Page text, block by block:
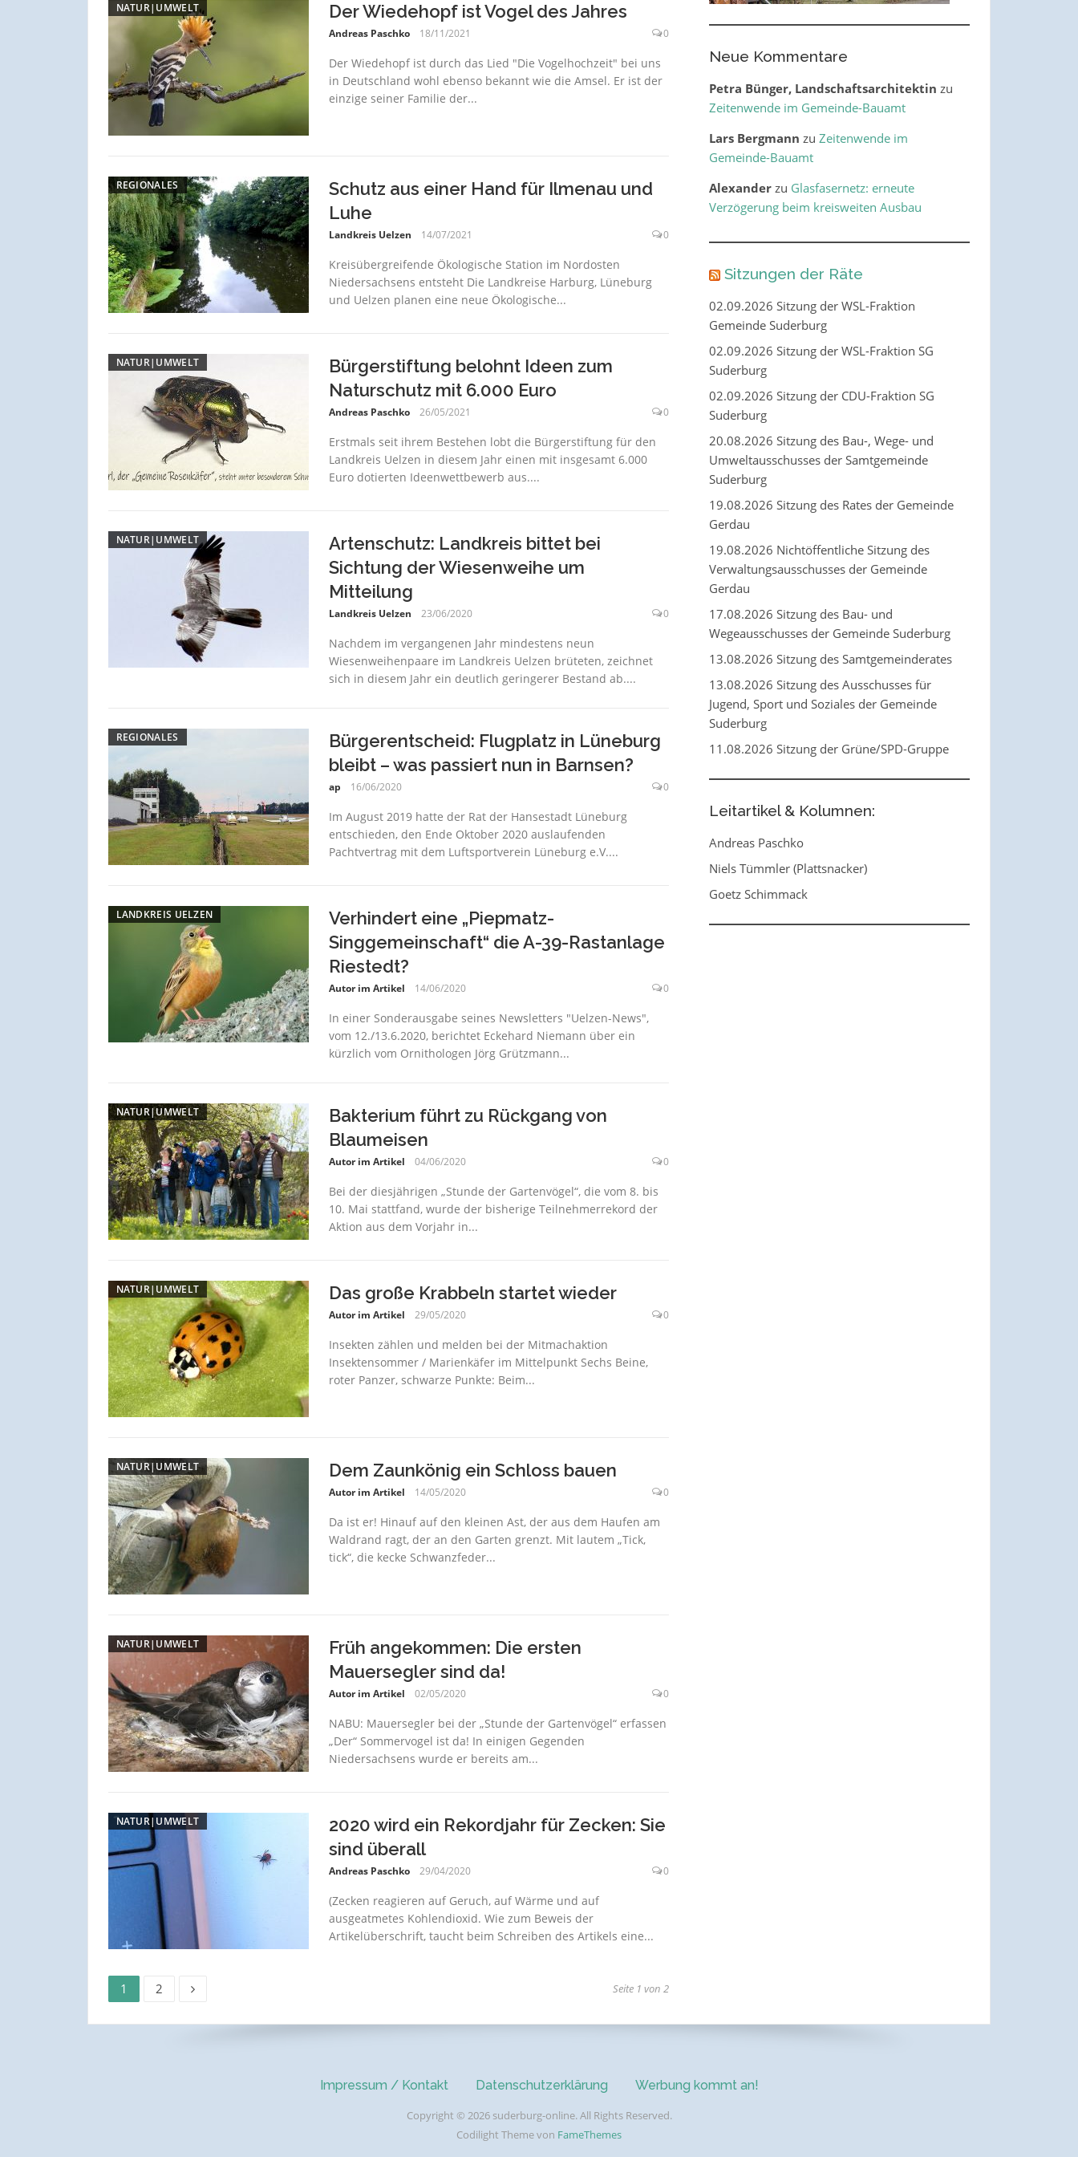
NATUR|UMWELT Der Wiedehopf ist Vogel des Jahres
Andreas Paschko 18/11/2021 0
Der Wiedehopf ist durch das Lied "Die Vogelhochzeit" bei uns
in Deutschland wohl ebenso bekannt wie die Amsel. Er ist der
einzige seiner Familie der...
REGIONALES
Schutz aus einer Hand für Ilmenau und
Luhe
Landkreis Uelzen 14/07/2021 0
Kreisübergreifende Ökologische Station im Nordosten
Niedersachsens entsteht Die Landkreise Harburg, Lüneburg
und Uelzen planen eine neue Ökologische...
NATUR|UMWELT
Bürgerstiftung belohnt Ideen zum
Naturschutz mit 6.000 Euro
Andreas Paschko 26/05/2021 0
Erstmals seit ihrem Bestehen lobt die Bürgerstiftung für den
Landkreis Uelzen in diesem Jahr einen mit insgesamt 6.000
Euro dotierten Ideenwettbewerb aus....
NATUR|UMWELT
Artenschutz: Landkreis bittet bei
Sichtung der Wiesenweihe um
Mitteilung
Landkreis Uelzen 23/06/2020 0
Nachdem im vergangenen Jahr mindestens neun
Wiesenweihenpaare im Landkreis Uelzen brüteten, zeichnet
sich in diesem Jahr ein deutlich geringerer Bestand ab....
REGIONALES
Bürgerentscheid: Flugplatz in Lüneburg
bleibt – was passiert nun in Barnsen?
ap 16/06/2020 0
Im August 2019 hatte der Rat der Hansestadt Lüneburg
entschieden, den Ende Oktober 2020 auslaufenden
Pachtvertrag mit dem Luftsportverein Lüneburg e.V....
LANDKREIS UELZEN
Verhindert eine „Piepmatz-
Singgemeinschaft“ die A-39-Rastanlage
Riestedt?
Autor im Artikel 14/06/2020 0
In einer Sonderausgabe seines Newsletters "Uelzen-News",
vom 12./13.6.2020, berichtet Eckehard Niemann über ein
kürzlich vom Ornithologen Jörg Grützmann...
NATUR|UMWELT
Bakterium führt zu Rückgang von
Blaumeisen
Autor im Artikel 04/06/2020 0
Bei der diesjährigen „Stunde der Gartenvögel“, die vom 8. bis
10. Mai stattfand, wurde der bisherige Teilnehmerrekord der
Aktion aus dem Vorjahr in...
NATUR|UMWELT Das große Krabbeln startet wieder
Autor im Artikel 29/05/2020 0
Insekten zählen und melden bei der Mitmachaktion
Insektensommer / Marienkäfer im Mittelpunkt Sechs Beine,
roter Panzer, schwarze Punkte: Beim...
NATUR|UMWELT Dem Zaunkönig ein Schloss bauen
Autor im Artikel 14/05/2020 0
Da ist er! Hinauf auf den kleinen Ast, der aus dem Haufen am
Waldrand ragt, der an den Garten grenzt. Mit lautem „Tick,
tick“, die kecke Schwanzfeder...
NATUR|UMWELT
Früh angekommen: Die ersten
Mauersegler sind da!
Autor im Artikel 02/05/2020 0
NABU: Mauersegler bei der „Stunde der Gartenvögel“ erfassen
„Der“ Sommervogel ist da! In einigen Gegenden
Niedersachsens wurde er bereits am...
NATUR|UMWELT
2020 wird ein Rekordjahr für Zecken: Sie
sind überall
Andreas Paschko 29/04/2020 0
(Zecken reagieren auf Geruch, auf Wärme und auf
ausgeatmetes Kohlendioxid. Wie zum Beweis der
Artikelüberschrift, taucht beim Schreiben des Artikels eine...
Seitennummerierung
der
Seite
1 2 Seite 1 von 2
Neue Kommentare
Petra Bünger, Landschaftsarchitektin zu
Zeitenwende im Gemeinde-Bauamt
Lars Bergmann zu Zeitenwende im
Gemeinde-Bauamt
Alexanderzu Glasfasernetz: erneute
Verzögerung beim kreisweiten Ausbau
Sitzungen der Räte
02.09.2026 Sitzung der WSL-Fraktion
Gemeinde Suderburg
02.09.2026 Sitzung der WSL-Fraktion SG
Suderburg
02.09.2026 Sitzung der CDU-Fraktion SG
Suderburg
20.08.2026 Sitzung des Bau-, Wege- und
Umweltausschusses der Samtgemeinde
Suderburg
19.08.2026 Sitzung des Rates der Gemeinde
Gerdau
19.08.2026 Nichtöffentliche Sitzung des
Verwaltungsausschusses der Gemeinde
Gerdau
17.08.2026 Sitzung des Bau- und
Wegeausschusses der Gemeinde Suderburg
13.08.2026 Sitzung des Samtgemeinderates
13.08.2026 Sitzung des Ausschusses für
Jugend, Sport und Soziales der Gemeinde
Suderburg
11.08.2026 Sitzung der Grüne/SPD-Gruppe
Leitartikel & Kolumnen:
Andreas Paschko
Niels Tümmler (Plattsnacker)
Goetz Schimmack
Impressum / Kontakt Datenschutzerklärung Werbung kommt an!
Copyright © 2026 suderburg-online. All Rights Reserved.
Codilight Theme von FameThemes